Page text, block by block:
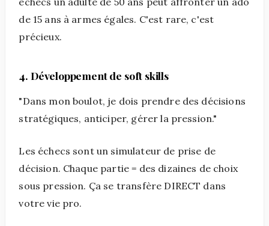
de 15 ans à armes égales. C'est rare, c'est
précieux.
4. Développement de soft skills
"Dans mon boulot, je dois prendre des décisions
stratégiques, anticiper, gérer la pression."
Les échecs sont un simulateur de prise de
décision. Chaque partie = des dizaines de choix
sous pression. Ça se transfère DIRECT dans
votre vie pro.